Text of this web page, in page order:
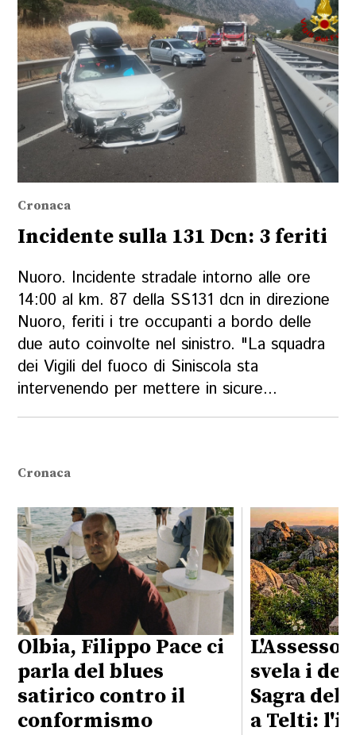
Cronaca
Incidente sulla 131 Dcn: 3 feriti
Nuoro. Incidente stradale intorno alle ore
14:00 al km. 87 della SS131 dcn in direzione
Nuoro, feriti i tre occupanti a bordo delle
due auto coinvolte nel sinistro. "La squadra
dei Vigili del fuoco di Siniscola sta
intervenendo per mettere in sicure...
Cronaca
Olbia, Filippo Pace ci
parla del blues
satirico contro il
conformismo
svela i
Sagra del
a Telti: